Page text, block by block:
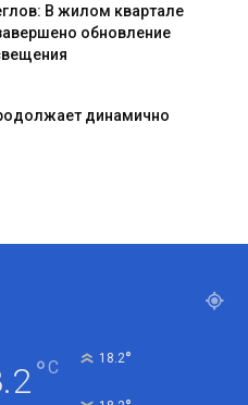
В жилом квартале
обновление
динамично
°C 18.2°